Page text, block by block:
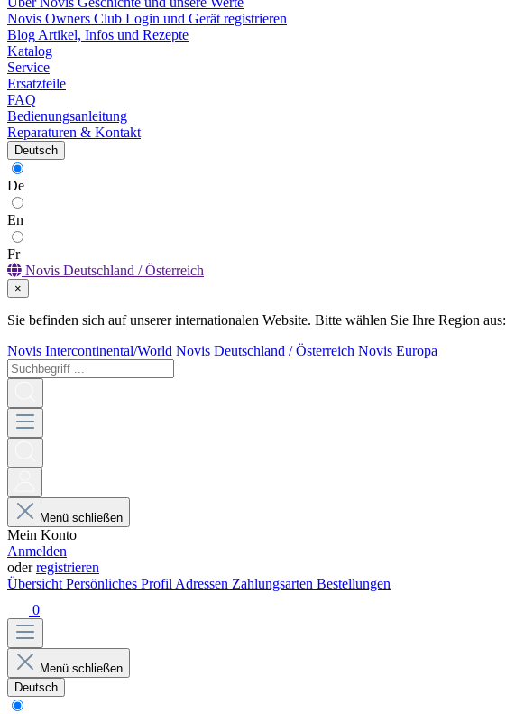
Novis Owners Club Login und Gerät registrieren
Blog Artikel, Infos und Rezepte
Katalog
Service
Ersatzteile
FAQ
Bedienungsanleitung
Reparaturen & Kontakt
Deutsch
De
En
Fr
Novis Deutschland / Österreich
×
Sie befinden sich auf unserer internationalen Website. Bitte wählen Sie Ihre Region aus:
Novis Intercontinental/World Novis Deutschland / Österreich Novis Europa
Menü schließen
Mein Konto
Anmelden
oderregistrieren
Übersicht Persönliches Profil Adressen Zahlungsarten Bestellungen
0
Menü schließen
Deutsch